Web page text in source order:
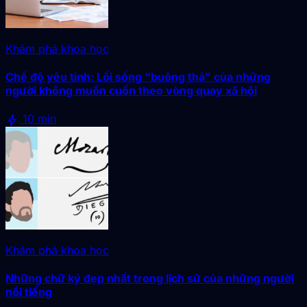
Khám phá khoa học
Chế độ yêu tinh: Lối sống “buông thả” của những
người không muốn cuốn theo vòng quay xã hội
bolt 10 min
Khám phá khoa học
Những chữ ký đẹp nhất trong lịch sử của những người
nổi tiếng